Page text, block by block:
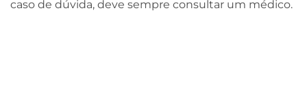
caso de dúvida, deve sempre consultar um médico.